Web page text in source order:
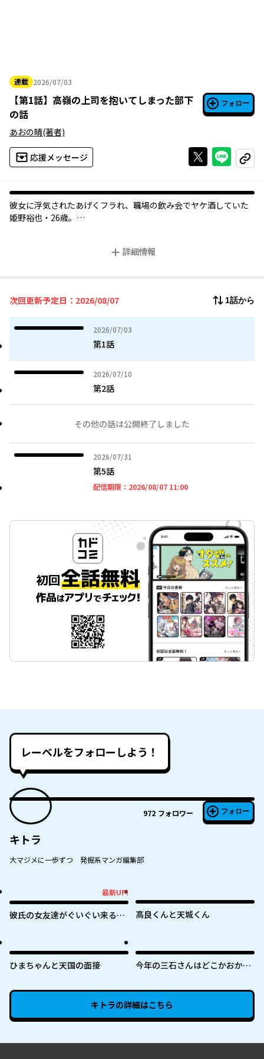
連載 2026/07/03
2026年07月03日
【第1話】 高嶺の上司を抱いてしまった部下
の話
フォロー
あおの晴(著者)
応援メッセージ Xで投稿する
ライン
コピー
彼女に浮気されたあげくフラれ、職場の飲み会でヤケ酒していた
姫野裕也・26歳。
憧れの上司との一夜から始まるオフィスBL！
詳細情報
次回更新予定日：2026/08/07 1話から
2026/07/03
2026年07月03日
第1話
2026/07/10
2026年07月10日
第2話
その他の話は公開終了しました
2026/07/31
2026年07月31日
第5話
配信期限： 2026/08/07 11:002026年08月07日 11時
レーベルをフォローしよう！
972 フォロワー フォロー
キトラ
大マジメに一歩ずつ 発掘系マンガ編集部
最新UP!
彼氏の女友達がぐいぐい来る
高良くんと天城くん
ひまちゃんと天国の面接
今年の三石さんはどこかおかし
キトラの詳細はこちら